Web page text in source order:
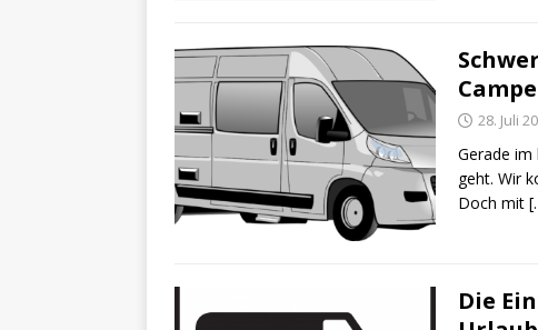
28. Juli
Gerade im
geht. Wir
Doch mit
Die